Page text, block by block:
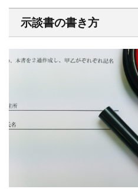
示談書の書き方